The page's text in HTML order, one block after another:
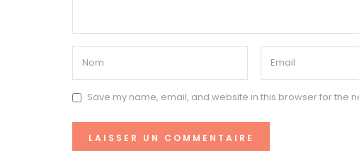
Save my name, email, and website in this browser for the